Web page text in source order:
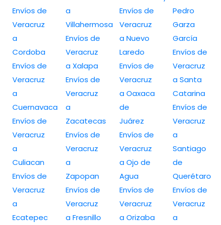
Envíos de
Veracruz
a
Cordoba
Envíos de
Veracruz
a
Cuernavaca
Envíos de
Veracruz
a
Culiacan
Envíos de
Veracruz
a
Ecatepec
a
Villahermosa
Envíos de
Veracruz
a Xalapa
Envíos de
Veracruz
a
Zacatecas
Envíos de
Veracruz
a
Zapopan
Envíos de
Veracruz
a Fresnillo
Envíos de
Veracruz
a Nuevo
Laredo
Envíos de
Veracruz
a Oaxaca
de
Juárez
Envíos de
Veracruz
a Ojo de
Agua
Envíos de
Veracruz
a Orizaba
Pedro
Garza
García
Envíos de
Veracruz
a Santa
Catarina
Envíos de
Veracruz
a
Santiago
de
Querétaro
Envíos de
Veracruz
a